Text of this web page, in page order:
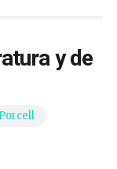
y de